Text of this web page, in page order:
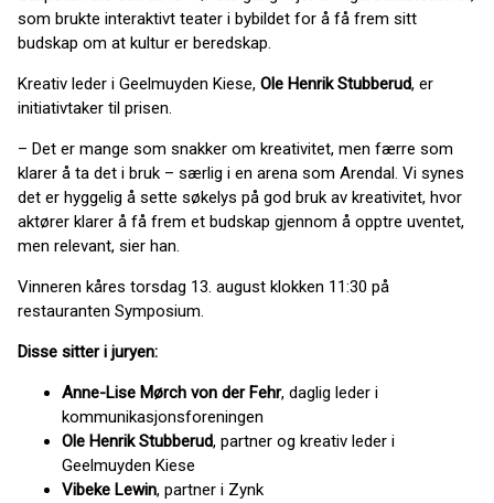
som brukte interaktivt teater i bybildet for å få frem sitt
budskap om at kultur er beredskap.
Kreativ leder i Geelmuyden Kiese, Ole Henrik Stubberud, er
initiativtaker til prisen.
– Det er mange som snakker om kreativitet, men færre som
klarer å ta det i bruk – særlig i en arena som Arendal. Vi synes
det er hyggelig å sette søkelys på god bruk av kreativitet, hvor
aktører klarer å få frem et budskap gjennom å opptre uventet,
men relevant, sier han.
Vinneren kåres torsdag 13. august klokken 11:30 på
restauranten Symposium.
Disse sitter i juryen:
Anne-Lise Mørch von der Fehr, daglig leder i
kommunikasjonsforeningen
Ole Henrik Stubberud, partner og kreativ leder i
Geelmuyden Kiese
Vibeke Lewin, partner i Zynk